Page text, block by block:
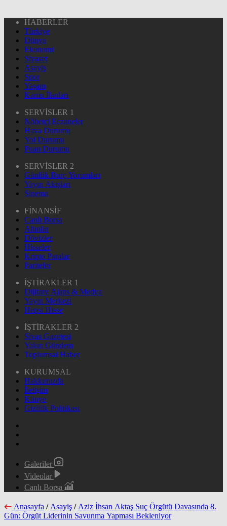
HABERLER
Türkiye
Dünya
Ekonomi
Siyaset
Asayiş
Spor
Yaşam
Kamu İlanları
SERVİSLER 1
Nöbetçi Eczaneler
Hava Durumu
Yol Durumu
Puan Durumu
SERVİSLER 2
Günlük Burç Yorumları
Yayın Akışları
Sinema
FİNANSİF
Canlı Borsa
Altınlar
Dövizler
Hisseler
Kripto Paralar
Pariteler
İŞTİRAKLER 1
Dijitary Ajans & Medya
Yayın Merkezi
Hepsi Hisse
İŞTİRAKLER 2
Sivas Gazetesi
Yakın Gündem
Toplumsal Haber
KURUMSAL
Hakkımızda
İletişim
Künye
Gizlilik Politikası
Galeriler
Videolar
Canlı Borsa
Anasayfa / Asayiş / Aziz İhsan Aktaş Suç Örgütü Davasında 8.
Gün: Örgüt Liderinin Savunma Yapması Bekleniyor